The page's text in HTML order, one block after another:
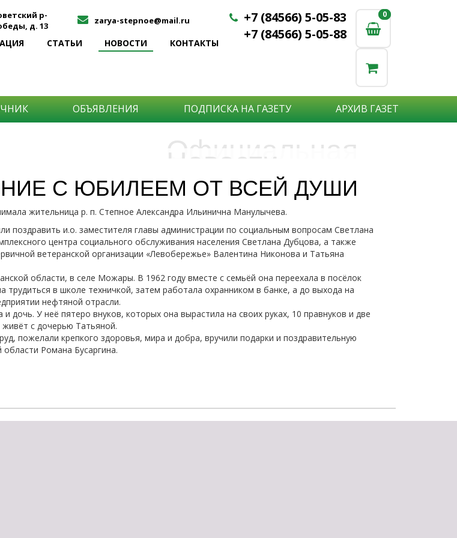
р-
д. 13
zarya-stepnoe@mail.ru
СТАТЬИ НОВОСТИ КОНТАКТЫ
+7 (84566) 5-05-83
+7 (84566) 5-05-88
0
0
ОБЪЯВЛЕНИЯ ПОДПИСКА НА ГАЗЕТУ АРХИВ ГАЗЕТ
Официальная
информация
Подробнее
Новости
Самые актуальные новости:
-происшествия,
-события района,
-спорта,
-мира науки,
-общества
Подробнее
Объявления
Хотите что бы о Вас узнали?
О частной практике или деятельности
негосударственных организаций?
Просто закажите объявление.
Подробнее
С ЮБИЛЕЕМ ОТ ВСЕЙ ДУШИ
жительница р. п. Степное Александра Ильинична Манулычева.
поздравить и.о. заместителя главы администрации по социальным вопросам Светлана
центра социального обслуживания населения Светлана Дубцова, а также
ветеранской организации «Левобережье» Валентина Никонова и Татьяна
области, в селе Можары. В 1962 году вместе с семьёй она переехала в посёлок
трудиться в школе техничкой, затем работала охранником в банке, а до выхода на
нефтяной отрасли.
дочь. У неё пятеро внуков, которых она вырастила на своих руках, 10 правнуков и две
с дочерью Татьяной.
пожелали крепкого здоровья, мира и добра, вручили подарки и поздравительную
Романа Бусаргина.